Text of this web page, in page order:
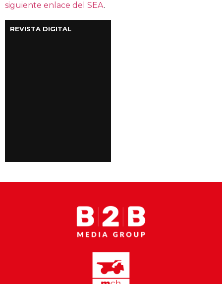
siguiente enlace del SEA.
REVISTA DIGITAL